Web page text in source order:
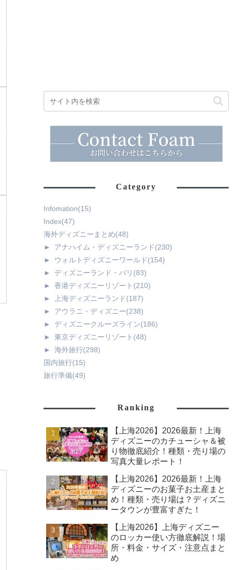
Category
Infomation(15)
Index(47)
海外ディズニーまとめ(48)
►
アナハイム・ディズニーランド(230)
►
ウォルトディズニーワールド(154)
►
ディズニーランド・パリ (83)
►
香港ディズニーリゾート (210)
►
上海ディズニーランド(187)
►
アウラニ・ディズニー(238)
►
ディズニークルーズライン(186)
►
東京ディズニーリゾート (48)
►
海外旅行(298)
国内旅行(15)
旅行準備(49)
Ranking
【上海2026】2026最新！上海
ディズニーのカチューシャ＆被
り物徹底紹介！種類・売り場の
写真大量レポート！
【上海2026】2026最新！上海
ディズニーのお菓子お土産まと
め！種類・売り場は？ディズニ
ータウンが豊富すぎた！
【上海2026】上海ディズニー
のロッカー使い方徹底解説！場
所・料金・サイズ・注意点まと
め